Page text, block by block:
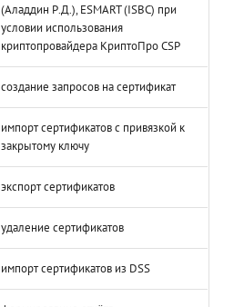
(Аладдин Р.Д.), ESMART (ISBC) при
условии использования
криптопровайдера КриптоПро CSP
создание запросов на сертификат
импорт сертификатов с привязкой к
закрытому ключу
экспорт сертификатов
удаление сертификатов
импорт сертификатов из DSS